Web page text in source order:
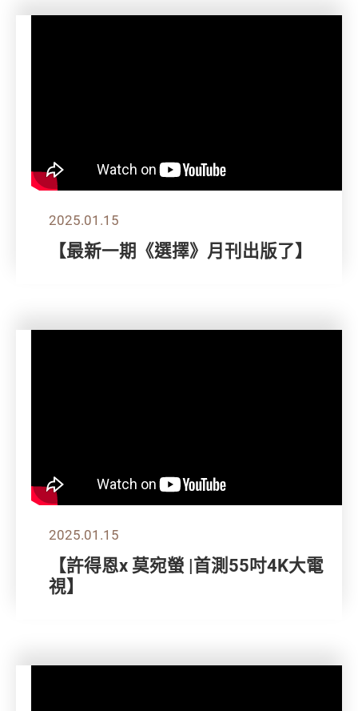
2025.01.15
【最新一期《選擇》月刊出版了】
2025.01.15
【許得恩x 莫宛螢 |首測55吋4K大電
視】